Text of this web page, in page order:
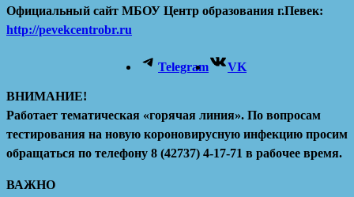
Официальный сайт МБОУ Центр образования г.Певек:
http://pevekcentrobr.ru
Telegram VK
ВНИМАНИЕ!
Работает тематическая «горячая линия». По вопросам
тестирования на новую короновирусную инфекцию просим
обращаться по телефону 8 (42737) 4-17-71 в рабочее время.
ВАЖНО